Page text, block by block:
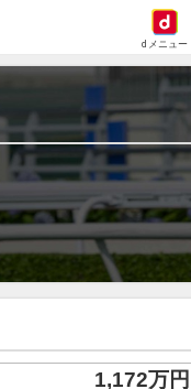
dメニュー
1,172万円